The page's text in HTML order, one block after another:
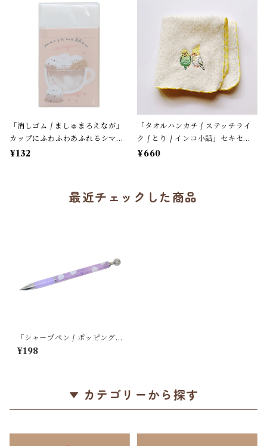
月グッズ＊1個【大人気!】
在庫限り】
「消しゴム / ましゅまろえなが」
カップにふわふわあふれるシマエ
ナガ / カフェオレ色 / クーリア
¥132
「タオルハンカチ / ステッチライ
ク / とり / インコ小話」セキセイ
＆オカメ / 小鳥刺繍のハンドタオ
¥660
最近チェックした商品
「シャープペン / ポッピング
シャープ / 0.5mm芯対応 / モ
フモフエナガズ」シマエナガ
¥198
カテゴリーから探す